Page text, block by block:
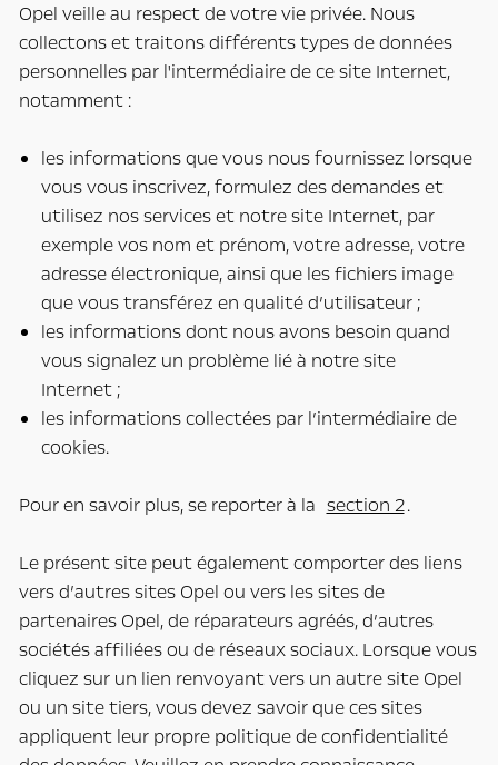
Opel veille au respect de votre vie privée. Nous
collectons et traitons différents types de données
personnelles par l'intermédiaire de ce site Internet,
notamment :
les informations que vous nous fournissez lorsque
vous vous inscrivez, formulez des demandes et
utilisez nos services et notre site Internet, par
exemple vos nom et prénom, votre adresse, votre
adresse électronique, ainsi que les fichiers image
que vous transférez en qualité d’utilisateur ;
les informations dont nous avons besoin quand
vous signalez un problème lié à notre site
Internet ;
les informations collectées par l’intermédiaire de
cookies.
Pour en savoir plus, se reporter à la section 2.
Le présent site peut également comporter des liens
vers d’autres sites Opel ou vers les sites de
partenaires Opel, de réparateurs agréés, d’autres
sociétés affiliées ou de réseaux sociaux. Lorsque vous
cliquez sur un lien renvoyant vers un autre site Opel
ou un site tiers, vous devez savoir que ces sites
appliquent leur propre politique de confidentialité